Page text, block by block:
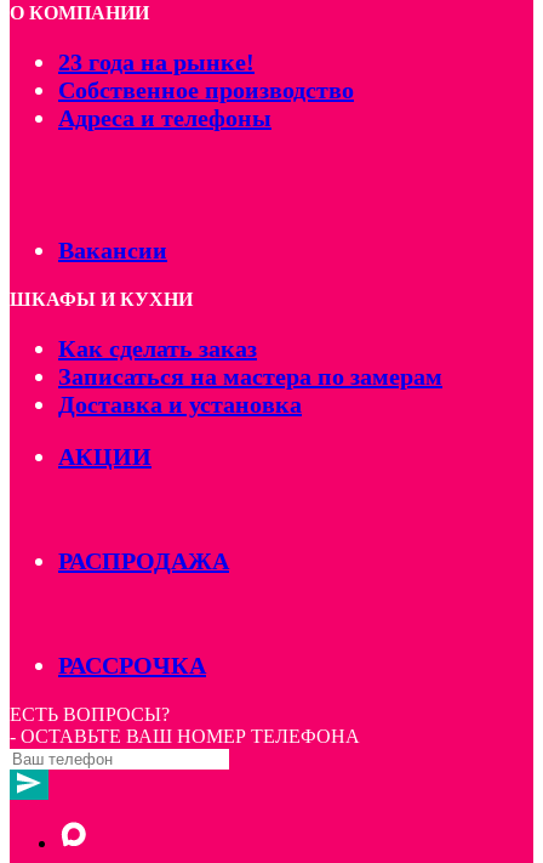
О КОМПАНИИ
23 года на рынке!
Собственное производство
Адреса и телефоны
Вакансии
ШКАФЫ И КУХНИ
Как сделать заказ
Записаться на мастера по замерам
Доставка и установка
АКЦИИ
РАСПРОДАЖА
РАССРОЧКА
ЕСТЬ ВОПРОСЫ?
- ОСТАВЬТЕ ВАШ НОМЕР ТЕЛЕФОНА